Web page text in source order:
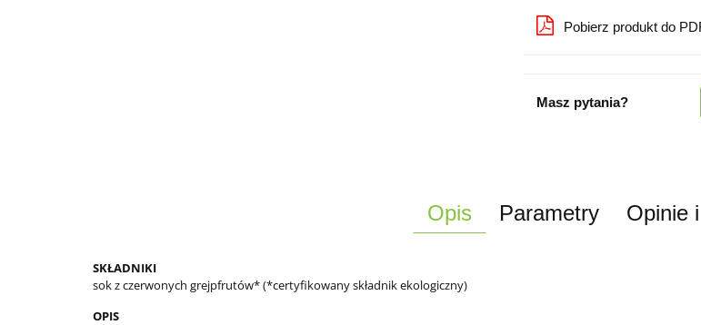
Pobierz produkt do
Masz pytania?
Opis Parametry Opinie
SKŁADNIKI
sok z czerwonych grejpfrutów* (*certyfikowany składnik ekologiczny)
OPIS